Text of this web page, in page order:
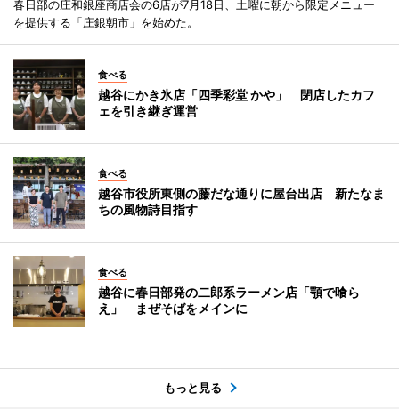
春日部の庄和銀座商店会の6店が7月18日、土曜に朝から限定メニュー
を提供する「庄銀朝市」を始めた。
食べる
越谷にかき氷店「四季彩堂 かや」 閉店したカフ
ェを引き継ぎ運営
食べる
越谷市役所東側の藤だな通りに屋台出店 新たなま
ちの風物詩目指す
食べる
越谷に春日部発の二郎系ラーメン店「顎で喰ら
え」 まぜそばをメインに
もっと見る